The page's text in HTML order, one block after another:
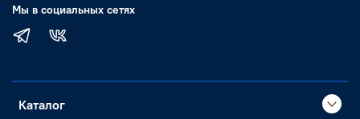
Мы в социальных сетях
Каталог